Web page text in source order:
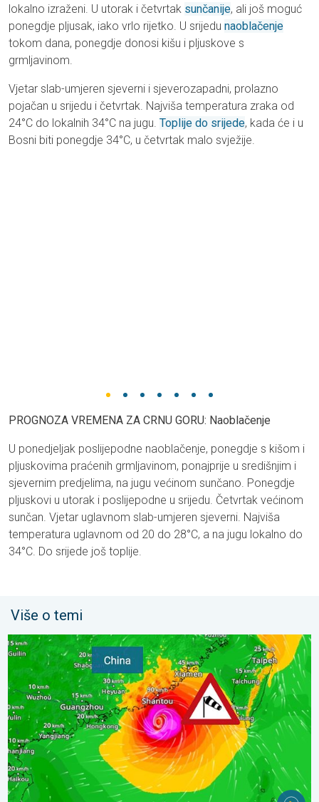
lokalno izraženi. U utorak i četvrtak sunčanije, ali još moguć
ponegdje pljusak, iako vrlo rijetko. U srijedu naoblačenje
tokom dana, ponegdje donosi kišu i pljuskove s
grmljavinom.
Vjetar slab-umjeren sjeverni i sjeverozapadni, prolazno
pojačan u srijedu i četvrtak. Najviša temperatura zraka od
24°C do lokalnih 34°C na jugu. Toplije do srijede, kada će i u
Bosni biti ponegdje 34°C, u četvrtak malo svježije.
PROGNOZA VREMENA ZA CRNU GORU: Naoblačenje
U ponedjeljak poslijepodne naoblačenje, ponegdje s kišom i
pljuskovima praćenih grmljavinom, ponajprije u središnjim i
sjevernim predjelima, na jugu većinom sunčano. Ponegdje
pljuskovi u utorak i poslijepodne u srijedu. Četvrtak većinom
sunčan. Vjetar uglavnom slab-umjeren sjeverni. Najviša
temperatura uglavnom od 20 do 28°C, a na jugu lokalno do
34°C. Do srijede još toplije.
Više o temi
Upozorenje na tajfun za Kinu. Do 500 litara kiše. . . petak, 24.